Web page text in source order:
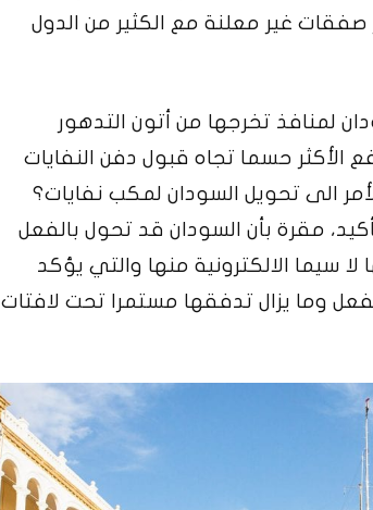
صفقات غير معلنة مع الكثير من الدول
لمنافذ تخرجها من أتون التدهور
الأكثر حسما تجاه قبول دفن النفايات
الى تحويل السودان لمكب نفايات؟
مقرة بأن السودان قد تحول بالفعل
سيما الالكترونية منها والتي يؤكد
وما يزال تدفقها مستمرا تحت لافتات